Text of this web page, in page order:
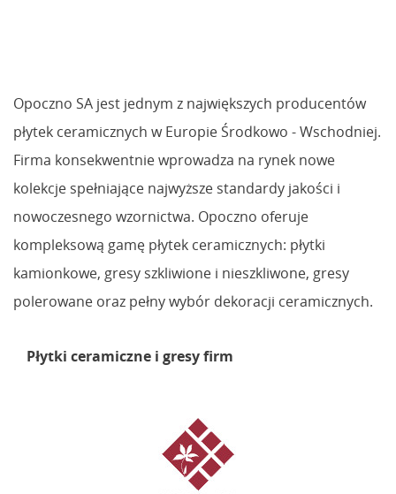
Opoczno SA jest jednym z największych producentów
płytek ceramicznych w Europie Środkowo - Wschodniej.
Firma konsekwentnie wprowadza na rynek nowe
kolekcje spełniające najwyższe standardy jakości i
nowoczesnego wzornictwa. Opoczno oferuje
kompleksową gamę płytek ceramicznych: płytki
kamionkowe, gresy szkliwione i nieszkliwone, gresy
polerowane oraz pełny wybór dekoracji ceramicznych.
Płytki ceramiczne i gresy firm